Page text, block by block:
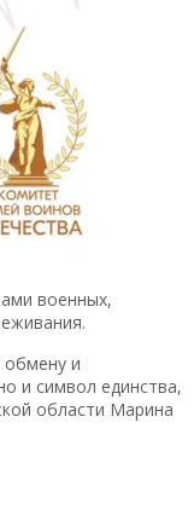
военных,
обмену и
и символ единства,
области Марина